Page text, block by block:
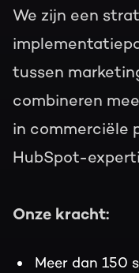
We zijn een
tussen
combineren
in commerciële
HubSpot-
Onze kracht:
Meer dan 150